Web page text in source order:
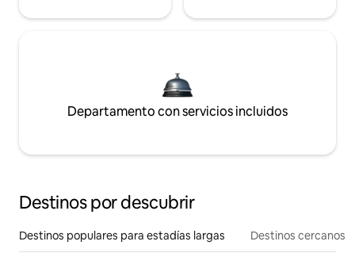
Departamento con servicios incluidos
Destinos por descubrir
Destinos populares para estadías largas Destinos cercanos